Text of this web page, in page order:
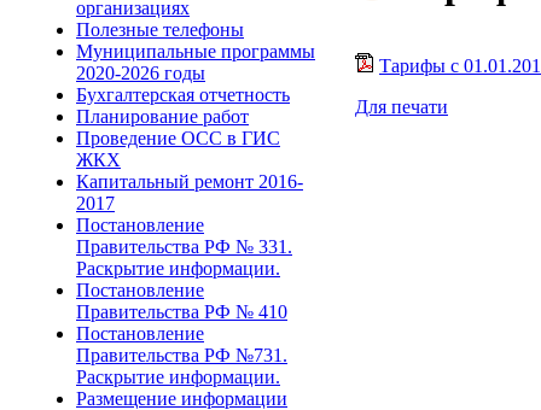
организациях
Полезные телефоны
Муниципальные программы
2020-2026 годы
Бухгалтерская отчетность
Планирование работ
Проведение ОСС в ГИС
ЖКХ
Капитальный ремонт 2016-
2017
Постановление
Правительства РФ № 331.
Раскрытие информации.
Постановление
Правительства РФ № 410
Постановление
Правительства РФ №731.
Раскрытие информации.
Размещение информации
Тарифы с
Для печати